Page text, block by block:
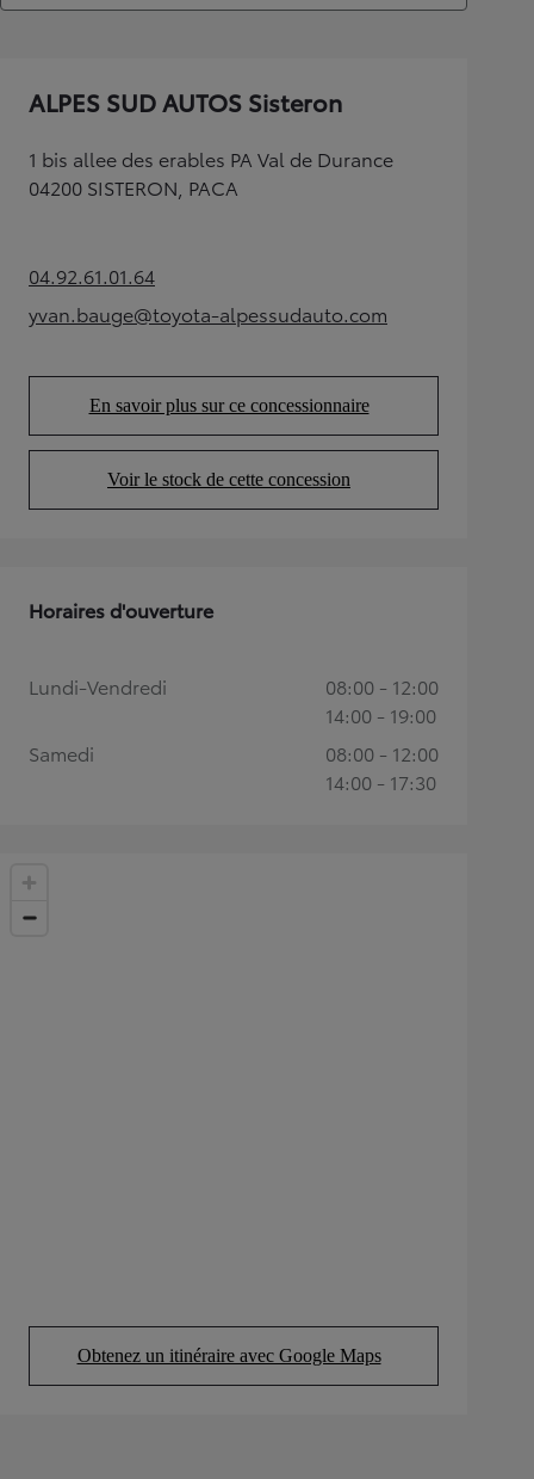
ALPES SUD AUTOS Sisteron
1 bis allee des erables PA Val de Durance
04200 SISTERON, PACA
04.92.61.01.64(Opens in new tab)
yvan.bauge@toyota-alpessudauto.com
(Opens in new tab)
En savoir plus sur ce concessionnaire
(Opens in new tab)
Voir le stock de cette concession
(Opens in new tab)
Obtenez un itinéraire avec Google Maps
(Opens in new tab)
Horaires d'ouverture
Lundi-Vendredi
08:00 - 12:00
14:00 - 19:00
Samedi
08:00 - 12:00
14:00 - 17:30